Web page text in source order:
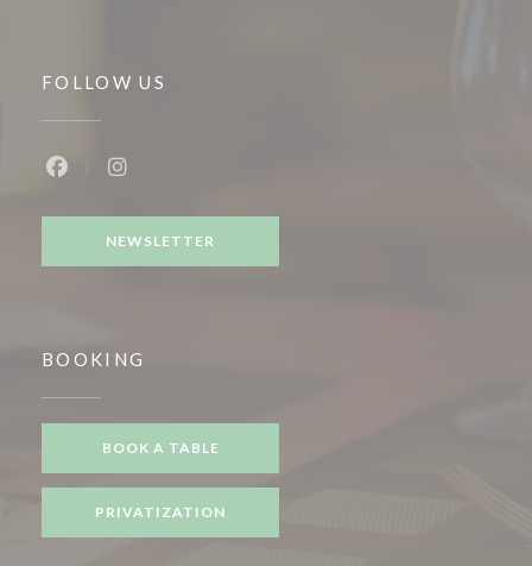
FOLLOW US
NEWSLETTER
BOOKING
BOOK A TABLE
PRIVATIZATION